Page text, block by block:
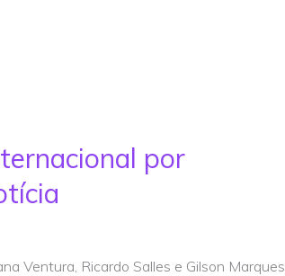
por
Ventura, Ricardo Salles e Gilson Marques.